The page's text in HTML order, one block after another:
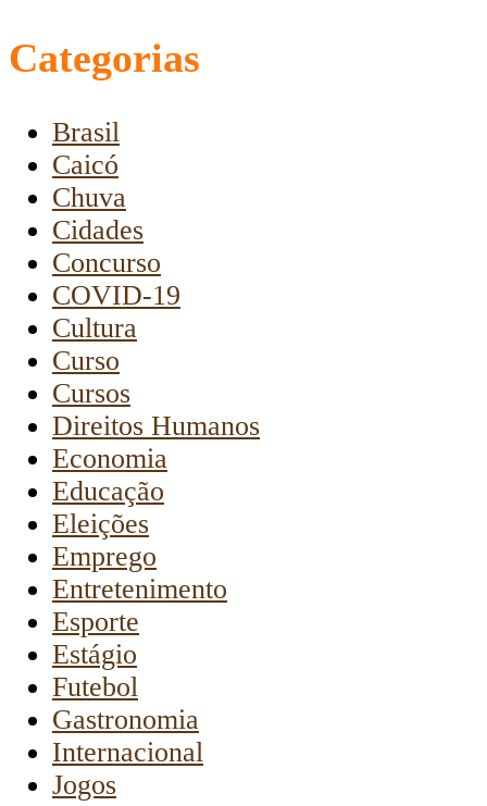
Categorias
Brasil
Caicó
Chuva
Cidades
Concurso
COVID-19
Cultura
Curso
Cursos
Direitos Humanos
Economia
Educação
Eleições
Emprego
Entretenimento
Esporte
Estágio
Futebol
Gastronomia
Internacional
Jogos